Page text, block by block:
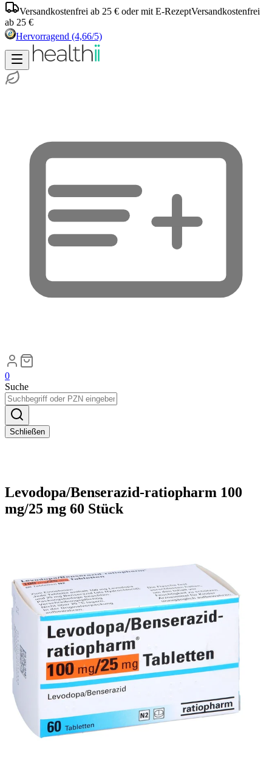
Versandkostenfrei ab 25 € oder mit E-RezeptVersandkostenfrei
ab 25 €
Hervorragend (4,66/5)
0
Suche
Schließen
Levodopa/Benserazid-ratiopharm 100
mg/25 mg 60 Stück